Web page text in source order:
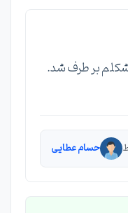
بر طرف شد.
حسام عطایی